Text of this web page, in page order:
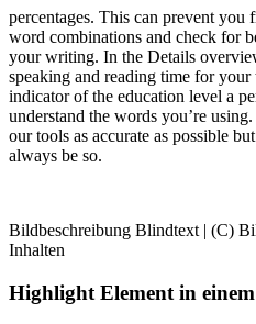
percentages. This can prevent
word combinations and check for
your writing. In the Details
speaking and reading time for
indicator of the education level a
understand the words you’re
our tools as accurate as possible
always be so.
Bildbeschreibung Blindtext | (C)
Inhalten
Highlight Element in